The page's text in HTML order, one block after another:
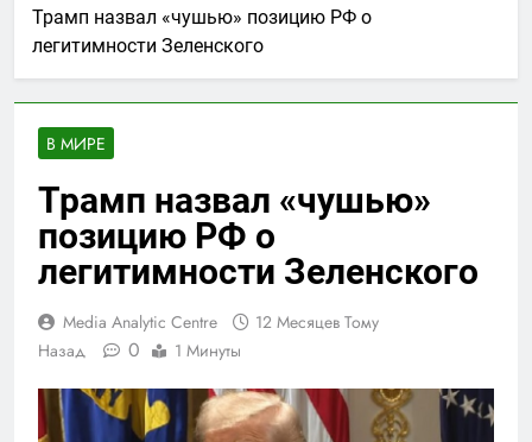
Трамп назвал «чушью» позицию РФ о
легитимности Зеленского
В МИРЕ
Трамп назвал «чушью»
позицию РФ о
легитимности Зеленского
Media Analytic Centre
12 Месяцев Тому
Назад
0 1 Минуты